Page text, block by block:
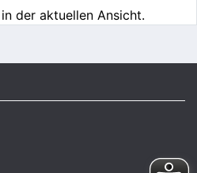
der aktuellen Ansicht.